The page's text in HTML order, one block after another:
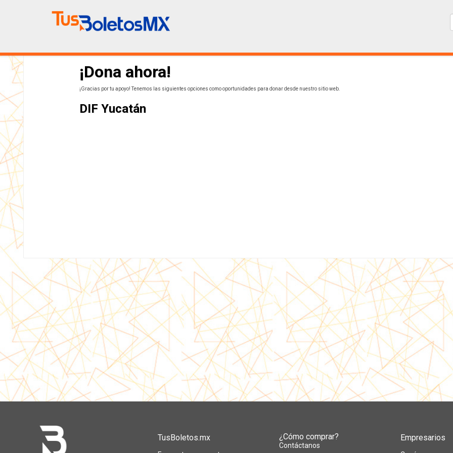
¡Dona ahora!
¡Gracias por tu apoyo! Tenemos las siguientes opciones como oportunidades para donar desde nuestro sitio web.
DIF Yucatán
TusBoletos.mx ¿Cómo comprar?
Contáctanos
Empresarios